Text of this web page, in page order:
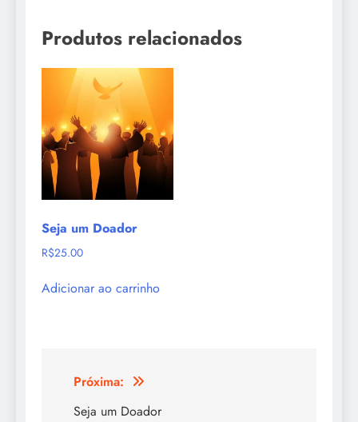
Produtos relacionados
Seja um Doador
R$25.00
Adicionar ao carrinho
Navegação
de
Próxima:
Seja um Doador